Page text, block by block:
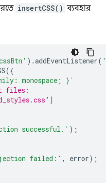
insertCSS() ব্যবহার
).addEventListener(
({
monospace; }`
files:
successful.' );
failed:' , error);